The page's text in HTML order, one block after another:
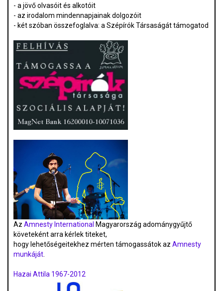
- a jövő olvasóit és alkotóit
- az irodalom mindennapjainak dolgozóit
- két szóban összefoglalva: a Szépírók Társaságát támogatod
Az Amnesty International Magyarország adománygyűjtő
követeként arra kérlek titeket,
hogy lehetőségeitekhez mérten támogassátok az Amnesty
munkáját
Hazai Attila 1967-2012